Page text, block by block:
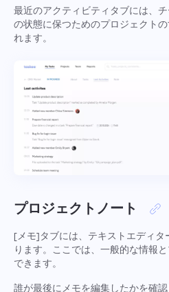
最近のアクティビティタブには、
の状態に保つためのプロジェクト
れます。
プロジェクトノート
[メモ]タブには、テキストエディ
ります。ここでは、一般的な情報
できます。
誰が最後にメモを編集したかを確
プ
メールアドレス
あなたのメッセージ
送信
「送信」ボタンをクリックする
に従って個人情報が処理される
なされます：
ブラウズファイル
また
Your message
とうござ
う努めます。あなたは私
を助けてくれ
ボタンをクリックすること
理に同意したことを確認